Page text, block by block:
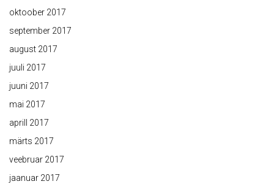
oktoober 2017
september 2017
august 2017
juuli 2017
juuni 2017
mai 2017
aprill 2017
märts 2017
veebruar 2017
jaanuar 2017